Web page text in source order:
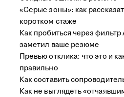
«Серые зоны»: как
коротком стаже
Как пробиться через фильтр
заметил ваше резюме
Превью отклика: что это и
правильно
Как составить
Как не выглядеть